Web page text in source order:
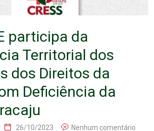
participa da
Territorial dos
dos Direitos da
Deficiência da
26/10/2023 Nenhum comentário